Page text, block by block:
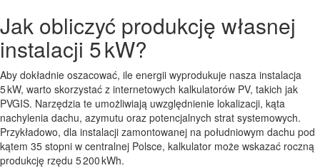
Jak obliczyć produkcję własnej
instalacji 5 kW?
Aby dokładnie oszacować, ile energii wyprodukuje nasza instalacja
5 kW, warto skorzystać z internetowych kalkulatorów PV, takich jak
PVGIS. Narzędzia te umożliwiają uwzględnienie lokalizacji, kąta
nachylenia dachu, azymutu oraz potencjalnych strat systemowych.
Przykładowo, dla instalacji zamontowanej na południowym dachu pod
kątem 35 stopni w centralnej Polsce, kalkulator może wskazać roczną
produkcję rzędu 5 200 kWh.